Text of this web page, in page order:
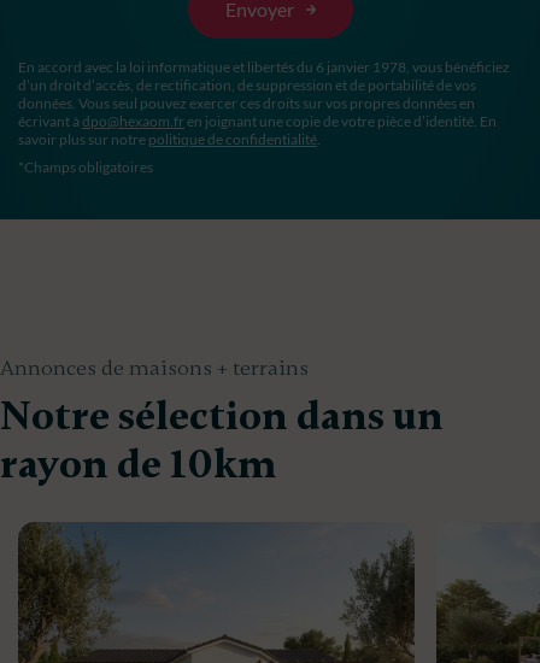
En accord avec la loi informatique et libertés du 6 janvier 1978, vous bénéficiez
d’un droit d’accès, de rectification, de suppression et de portabilité de vos
données. Vous seul pouvez exercer ces droits sur vos propres données en
écrivant à dpo@hexaom.fr en joignant une copie de votre pièce d’identité. En
savoir plus sur notre politique de confidentialité.
*Champs obligatoires
Annonces de maisons + terrains
Notre sélection dans un
rayon de 10km